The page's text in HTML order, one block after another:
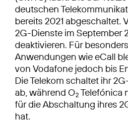
deutschen
bereits 2021 abgeschaltet.
2G-Dienste im September
deaktivieren. Für
Anwendungen wie eCall
von Vodafone jedoch bis
Die Telekom schaltet ihr
ab, während O2Telefónica
für die Abschaltung ihres
hat.